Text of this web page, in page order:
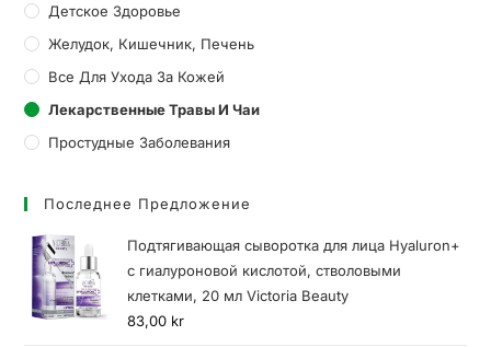
Детское Здоровье
Желудок, Кишечник, Печень
Все Для Ухода За Кожей
Лекарственные Травы И Чаи
Простудные Заболевания
Последнее Предложение
Подтягивающая сыворотка для лица Hyaluron+
с гиалуроновой кислотой, стволовыми
клетками, 20 мл Victoria Beauty
83,00 kr